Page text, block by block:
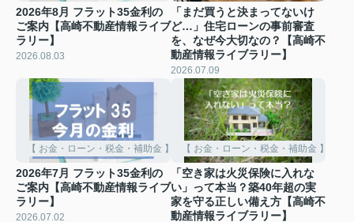
2026年8月 フラット35金利の
ご案内【高崎不動産情報ライブ
ラリー】
2026.08.03
「まだ買うと決まってないけ
ど…」住宅ローンの事前審査
を、なぜ今大切なの？【高崎不
動産情報ライブラリー】
2026.07.09
【 お金・ローン・税金・補助金 】
2026年7月 フラット35金利の
ご案内【高崎不動産情報ライブ
ラリー】
2026.07.02
【 お金・ローン・税金・補助金 】
「空き家は火災保険に入れな
い」って本当？築40年超の実
家を守る正しい備え方【高崎不
動産情報ライブラリー】